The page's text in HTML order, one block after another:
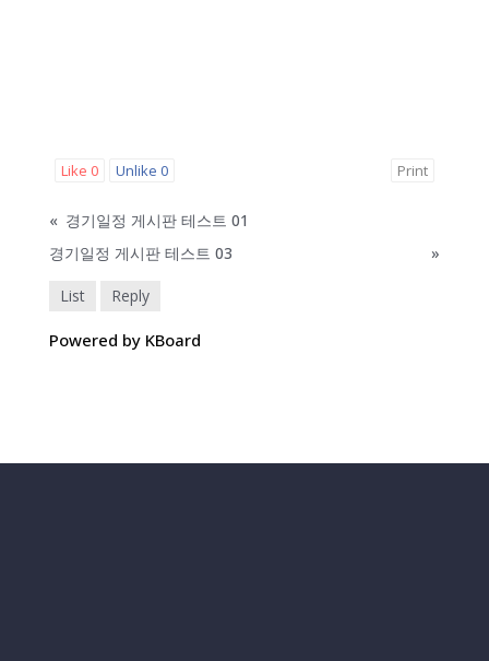
Like 0 Unlike 0 Print
« 경기일정 게시판 테스트 01
경기일정 게시판 테스트 03
»
List Reply
Powered by KBoard